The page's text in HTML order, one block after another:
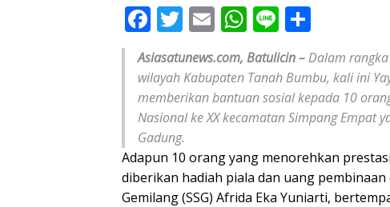
F
ac
e
b
o
o
k
T
itt
er
E
ai
l
W
h
at
s
A
p
p
Li
n
e
h
ar
e
Asiasatunews.com, Batulicin –Dalam
wilayah Kabupaten Tanah Bumbu, kali ini
memberikan bantuan sosial kepada 10
Nasional ke XX kecamatan Simpang Empat
Gadung.
Adapun 10 orang yang menorehkan
diberikan hadiah piala dan uang
Gemilang (SSG) Afrida Eka Yuniarti,